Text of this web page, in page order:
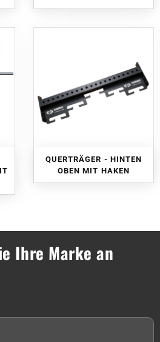
QUERTRÄGER - HINTEN
OBEN MIT HAKEN
Ihre Marke an